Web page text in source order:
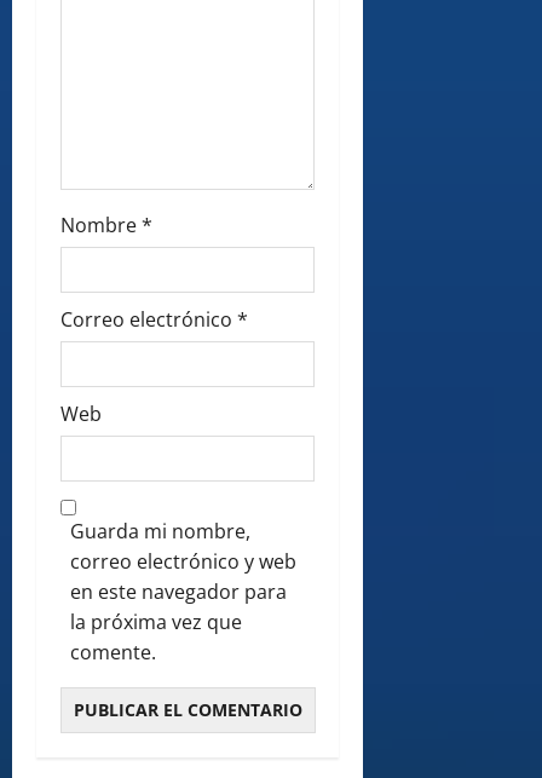
Nombre*
Correo electrónico *
Web
Guarda mi nombre,
correo electrónico y web
en este navegador para
la próxima vez que
comente.